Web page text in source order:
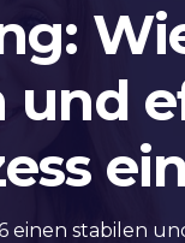
und
stabilen